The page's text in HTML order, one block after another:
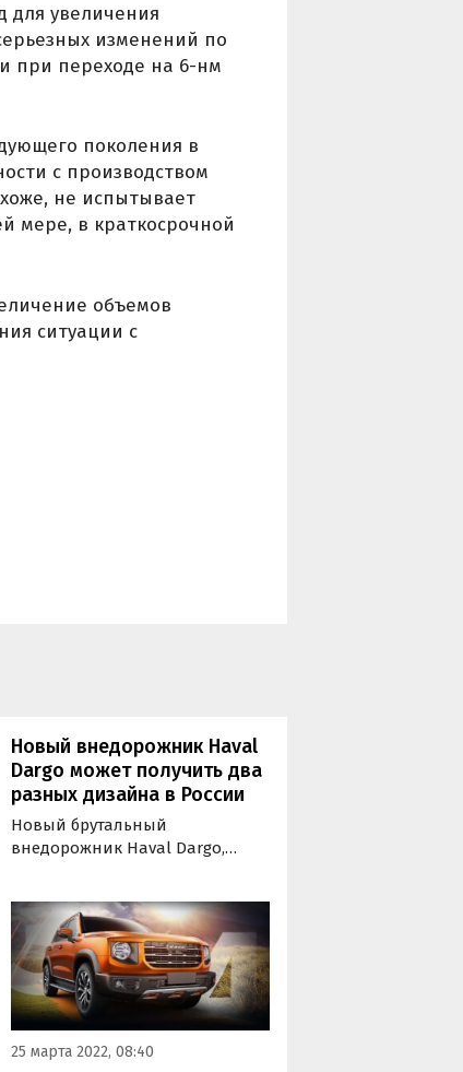
для увеличения
изменений по
при переходе на 6-нм
поколения в
с производством
не испытывает
мере, в краткосрочной
объемов
ситуации с
Новый внедорожник Haval
Dargo может получить два
разных дизайна в России
Новый брутальный
внедорожник Haval Dargo,
2022 года, может получить у нас
сразу две версии дизайна.
Первый – это его
оригинальный (собственный),
а второй – от модели DaGou, на
базе которого он…
25 марта 2022, 08:40